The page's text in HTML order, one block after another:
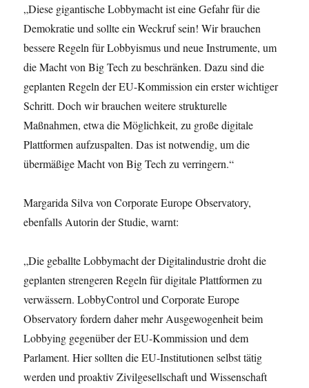
„Diese gigantische Lobbymacht ist eine Gefahr für die
Demokratie und sollte ein Weckruf sein! Wir brauchen
bessere Regeln für Lobbyismus und neue Instrumente, um
die Macht von Big Tech zu beschränken. Dazu sind die
geplanten Regeln der EU-Kommission ein erster wichtiger
Schritt. Doch wir brauchen weitere strukturelle
Maßnahmen, etwa die Möglichkeit, zu große digitale
Plattformen aufzuspalten. Das ist notwendig, um die
übermäßige Macht von Big Tech zu verringern.“
Margarida Silva von Corporate Europe Observatory,
ebenfalls Autorin der Studie, warnt:
„Die geballte Lobbymacht der Digitalindustrie droht die
geplanten strengeren Regeln für digitale Plattformen zu
verwässern. LobbyControl und Corporate Europe
Observatory fordern daher mehr Ausgewogenheit beim
Lobbying gegenüber der EU-Kommission und dem
Parlament. Hier sollten die EU-Institutionen selbst tätig
werden und proaktiv Zivilgesellschaft und Wissenschaft